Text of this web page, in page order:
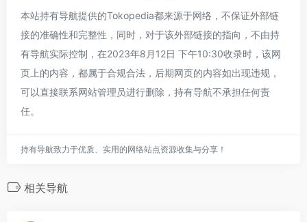
本站持有导航提供的Tokopedia都来源于网络，不保证外部链
接的准确性和完整性，同时，对于该外部链接的指向，不由持
有导航实际控制，在2023年8月12日 下午10:30收录时，该网
页上的内容，都属于合规合法，后期网页的内容如出现违规，
可以直接联系网站管理员进行删除，持有导航不承担任何责
任。
持有导航致力于优质、实用的网络站点资源收集与分享！
相关导航